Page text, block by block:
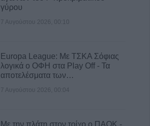
γύρου
7 Αυγούστου 2026, 00:10
Europa League: Με ΤΣΚΑ Σόφιας
λογικά ο ΟΦΗ στα Play Off - Τα
αποτελέσματα των…
7 Αυγούστου 2026, 00:04
Με την πλάτη στον τοίχο ο ΠΑΟΚ -